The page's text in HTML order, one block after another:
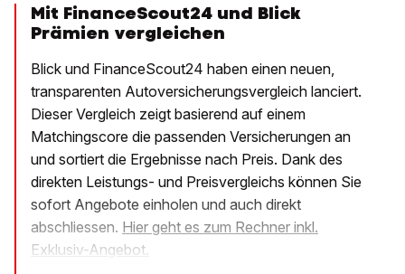
Mit FinanceScout24 und Blick
Prämien vergleichen
Blick und FinanceScout24 haben einen neuen,
transparenten Autoversicherungsvergleich lanciert.
Dieser Vergleich zeigt basierend auf einem
Matchingscore die passenden Versicherungen an
und sortiert die Ergebnisse nach Preis. Dank des
direkten Leistungs- und Preisvergleichs können Sie
sofort Angebote einholen und auch direkt
abschliessen. Hier geht es zum Rechner inkl.
Exklusiv-Angebot.